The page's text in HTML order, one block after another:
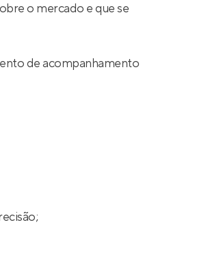
o mercado e que se
de acompanhamento